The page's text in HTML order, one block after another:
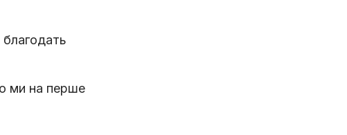
ми на перше